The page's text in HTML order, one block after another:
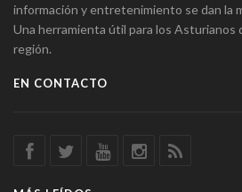
información y entretenimiento se dan la
Una herramienta útil para los Asturianos
región.
EN CONTACTO